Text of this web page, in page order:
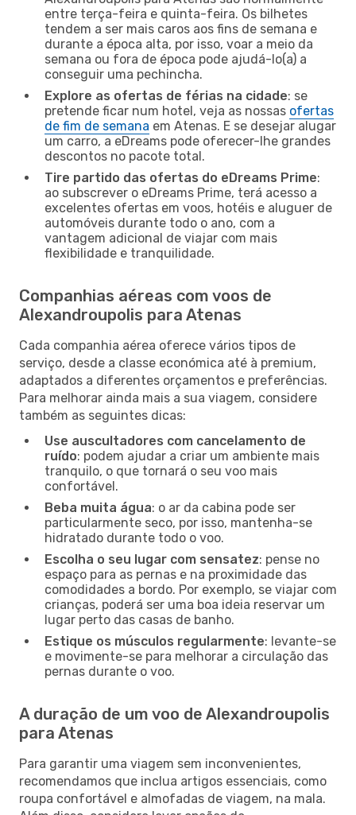
entre terça-feira e quinta-feira. Os bilhetes
tendem a ser mais caros aos fins de semana e
durante a época alta, por isso, voar a meio da
semana ou fora de época pode ajudá-lo(a) a
conseguir uma pechincha.
Explore as ofertas de férias na cidade: se
pretende ficar num hotel, veja as nossas ofertas
de fim de semana em Atenas. E se desejar alugar
um carro, a eDreams pode oferecer-lhe grandes
descontos no pacote total.
Tire partido das ofertas do eDreams Prime:
ao subscrever o eDreams Prime, terá acesso a
excelentes ofertas em voos, hotéis e aluguer de
automóveis durante todo o ano, com a
vantagem adicional de viajar com mais
flexibilidade e tranquilidade.
Companhias aéreas com voos de
Alexandroupolis para Atenas
Cada companhia aérea oferece vários tipos de
serviço, desde a classe económica até à premium,
adaptados a diferentes orçamentos e preferências.
Para melhorar ainda mais a sua viagem, considere
também as seguintes dicas:
Use auscultadores com cancelamento de
ruído: podem ajudar a criar um ambiente mais
tranquilo, o que tornará o seu voo mais
confortável.
Beba muita água: o ar da cabina pode ser
particularmente seco, por isso, mantenha-se
hidratado durante todo o voo.
Escolha o seu lugar com sensatez: pense no
espaço para as pernas e na proximidade das
comodidades a bordo. Por exemplo, se viajar com
crianças, poderá ser uma boa ideia reservar um
lugar perto das casas de banho.
Estique os músculos regularmente: levante-se
e movimente-se para melhorar a circulação das
pernas durante o voo.
A duração de um voo de Alexandroupolis
para Atenas
Para garantir uma viagem sem inconvenientes,
recomendamos que inclua artigos essenciais, como
roupa confortável e almofadas de viagem, na mala.